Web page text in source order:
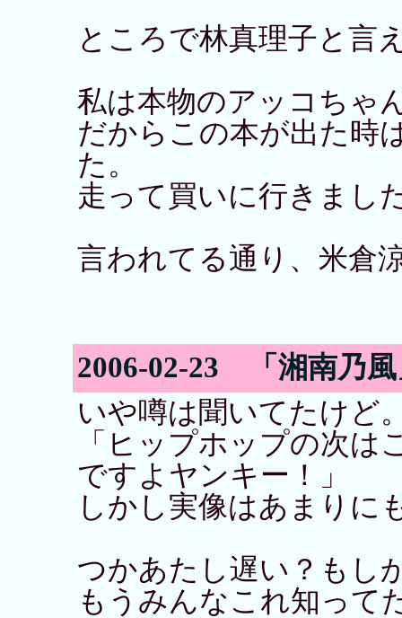
ところで林真理子と言
私は本物のアッコちゃ
だからこの本が出た時
た。
走って買いに行きまし
言われてる通り、米倉
2006-02-23 「湘南乃
いや噂は聞いてたけど
「ヒップホップの次は
ですよヤンキー！」
しかし実像はあまりに
つかあたし遅い？もし
もうみんなこれ知って